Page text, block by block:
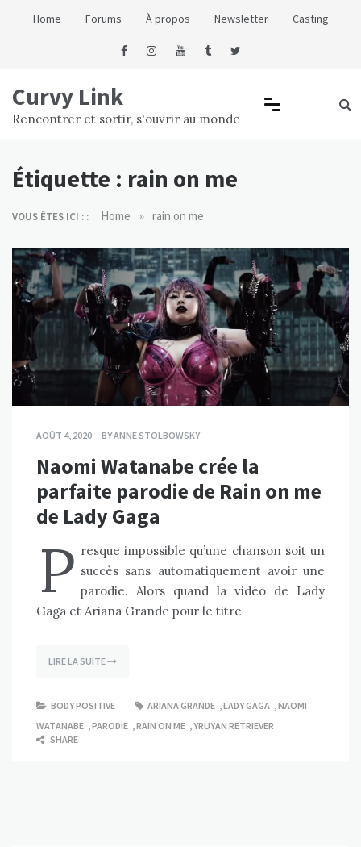
Home Forums À propos Newsletter Casting
Curvy Link
Rencontrer et sortir, s'ouvrir au monde
Étiquette : rain on me
VOUS ÊTES ICI : : Home » rain on me
AOÛT 4, 2020 BYANNE STOLBOWSKY
Naomi Watanabe crée la
parfaite parodie de Rain on me
de Lady Gaga
P resque impossible qu’une chanson soit un
succès sans automatiquement avoir une
parodie. Alors quand la vidéo de Lady
Gaga et Ariana Grande pour le titre
LIRE LA SUITE
BODY POSITIVE ARIANA GRANDE LADY GAGA
NAOMI
WATANABE
PARODIE RAIN ON ME
YRUYAN RETRIEVER
SHARE